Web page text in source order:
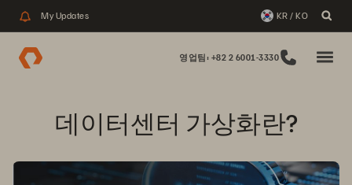
My Updates KR / KO
영업팀: +82 2 6001-3330
데이터센터 가상화란?